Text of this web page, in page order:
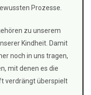
Prozesse.
zu unserem
Kindheit. Damit
noch in uns tragen,
mit denen es die
verdrängt überspielt